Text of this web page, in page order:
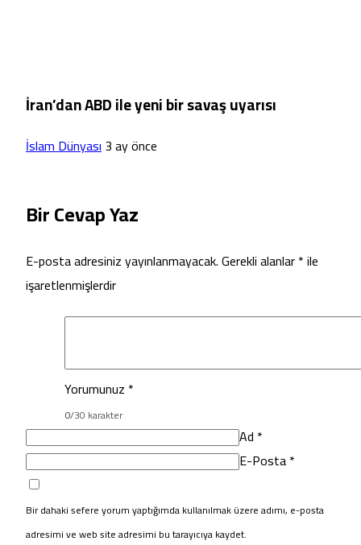
İran’dan ABD ile yeni bir savaş uyarısı
İslam Dünyası3 ay önce
Bir Cevap Yaz
E-posta adresiniz yayınlanmayacak.Gerekli alanlar*ile
işaretlenmişlerdir
Yorumunuz *
0/30 karakter
Ad *
E-Posta*
Bir dahaki sefere yorum yaptığımda kullanılmak üzere adımı, e-posta
adresimi ve web site adresimi bu tarayıcıya kaydet.